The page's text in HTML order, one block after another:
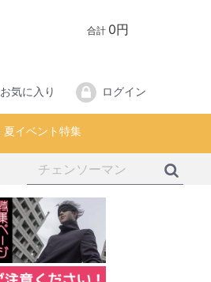
合計 0円
お気に入り ログイン